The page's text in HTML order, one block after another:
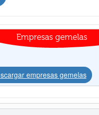
Empresas gemelas
empresas gemelas